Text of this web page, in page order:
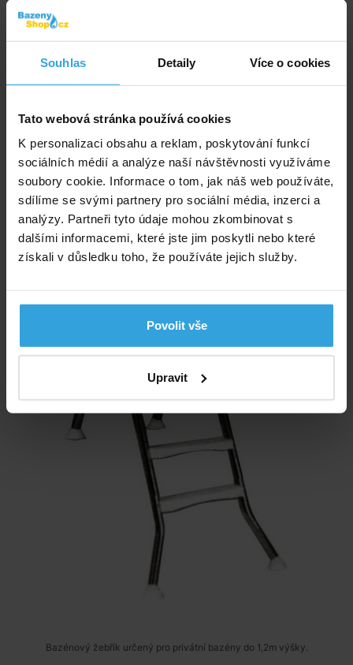
Souhlas Detaily Více o cookies
Tato webová stránka používá cookies
K personalizaci obsahu a reklam, poskytování funkcí
sociálních médií a analýze naší návštěvnosti využíváme
soubory cookie. Informace o tom, jak náš web používáte,
sdílíme se svými partnery pro sociální média, inzerci a
analýzy. Partneři tyto údaje mohou zkombinovat s
dalšími informacemi, které jste jim poskytli nebo které
získali v důsledku toho, že používáte jejich služby.
Povolit vše
Upravit
Skladem > 10 ks
v pondělí u vás
260,- Kč
do košíku
Alternativní produkty
Žebřík EEP pro bazény 4+1 stupeň
Doprava zdarma
Bazénový žebřík určený pro privátní bazény do 1,2m výšky.